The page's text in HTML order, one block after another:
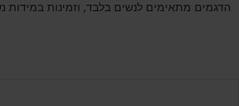
הדגמים מתאימים לנשים בלבד, וזמינות במידות